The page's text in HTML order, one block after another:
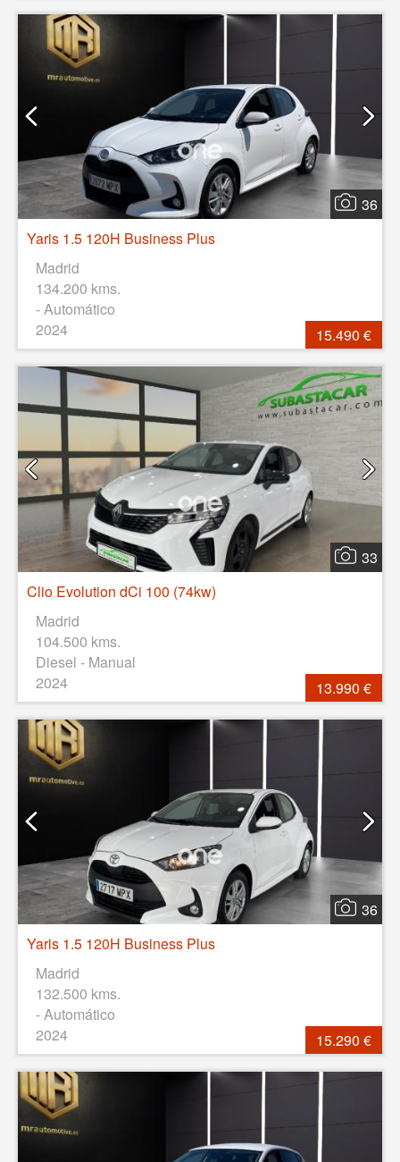
36
Yaris 1.5 120H Business Plus
Madrid
134.200 kms.
- Automático
2024
15.490 €
33
Clio Evolution dCi 100 (74kw)
Madrid
104.500 kms.
Diesel - Manual
2024
13.990 €
36
Yaris 1.5 120H Business Plus
Madrid
132.500 kms.
- Automático
2024
15.290 €